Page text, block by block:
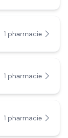
1 pharmacie
1 pharmacie
1 pharmacie